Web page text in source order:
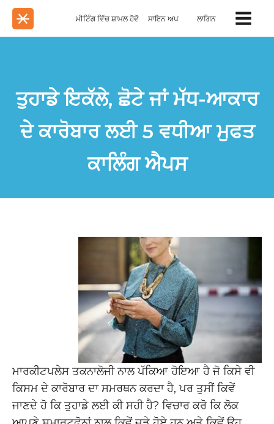
ਮੀਟਿੰਗ ਵਿੱਚ ਸ਼ਾਮਲ ਹੋਵੋ ਸਾਇਨ ਅਪ ਲਾਗਿਨ
ਤੁਹਾਡੇ ਇਕੱਲੇ, ਛੋਟੇ ਜਾਂ ਮੱਧ-ਆਕਾਰ
ਦੇ ਕਾਰੋਬਾਰ ਲਈ 5 ਵਧੀਆ ਮੁਫਤ
ਕਾਲਿੰਗ ਐਪਸ
ਮਾਰਕੀਟਪਲੇਸ ਤਕਨਾਲੋਜੀ ਨਾਲ ਪੱਕਿਆ ਹੋਇਆ ਹੈ ਜੋ ਕਿਸੇ ਵੀ
ਕਿਸਮ ਦੇ ਕਾਰੋਬਾਰ ਦਾ ਸਮਰਥਨ ਕਰਦਾ ਹੈ, ਪਰ ਤੁਸੀਂ ਕਿਵੇਂ
ਜਾਣਦੇ ਹੋ ਕਿ ਤੁਹਾਡੇ ਲਈ ਕੀ ਸਹੀ ਹੈ? ਵਿਚਾਰ ਕਰੋ ਕਿ ਲੋਕ